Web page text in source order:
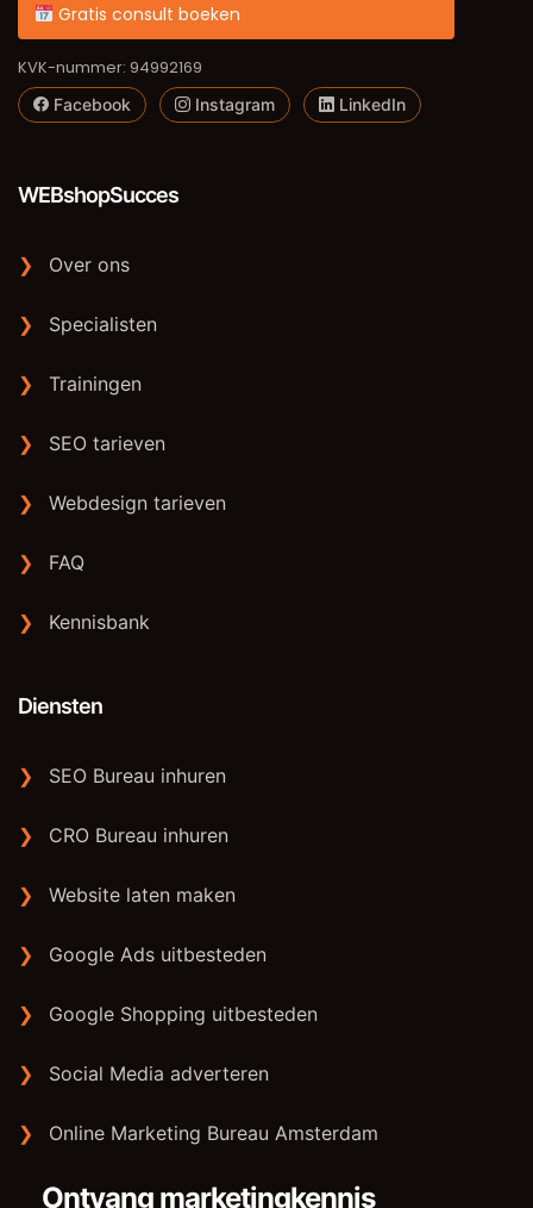
Gratis consult boeken
KVK-nummer: 94992169
Facebook Instagram LinkedIn
WEBshopSucces
❯ Over ons
❯ Specialisten
❯ Trainingen
❯ SEO tarieven
❯ Webdesign tarieven
❯ FAQ
❯ Kennisbank
Diensten
❯ SEO Bureau inhuren
❯ CRO Bureau inhuren
❯ Website laten maken
❯ Google Ads uitbesteden
❯ Google Shopping uitbesteden
❯ Social Media adverteren
❯ Online Marketing Bureau Amsterdam
Ontvang marketingkennis